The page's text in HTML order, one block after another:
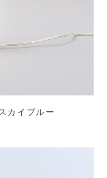
カイブルー